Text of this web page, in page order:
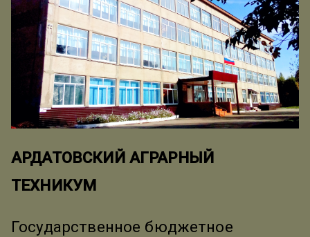
АРДАТОВСКИЙ АГРАРНЫЙ
ТЕХНИКУМ
Государственное бюджетное